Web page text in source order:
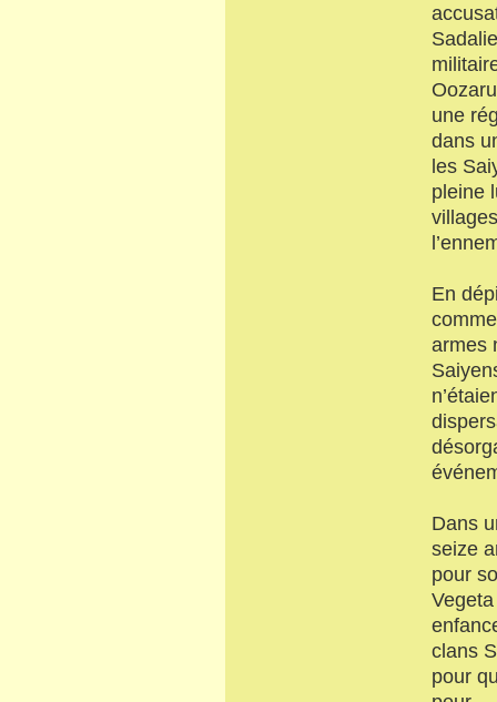
une
dans
les
pleine
En
armes
Dans
seize
pour
clans
pour